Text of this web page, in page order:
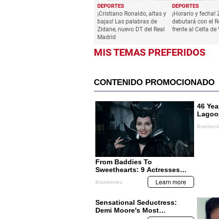
DEPORTES
¡Cristiano Ronaldo, altas y
bajas! Las palabras de
Zidane, nuevo DT del Real
Madrid
DEPORTES
¡Horario y fecha!
debutará con el
frente al Celta de
MIS TEMAS PREFERIDOS